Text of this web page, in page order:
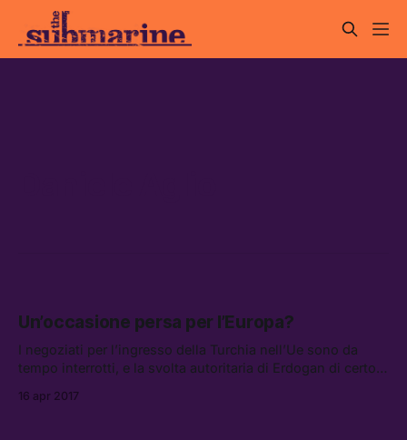
Un’occasione persa per l’Europa?
I negoziati per l’ingresso della Turchia nell’Ue sono da
tempo interrotti, e la svolta autoritaria di Erdogan di certo
16 apr 2017